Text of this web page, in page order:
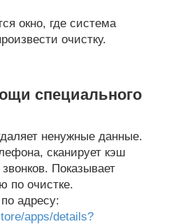
окно, где система
очистку.
специального
ненужные данные.
сканирует кэш
Показывает
по очистке.
адресу:
apps/details?